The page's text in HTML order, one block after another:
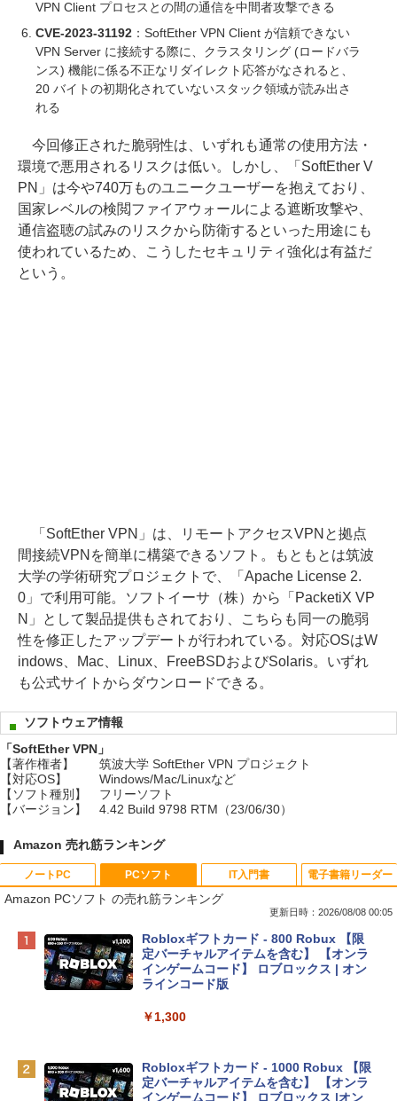
VPN Client プロセスとの間の通信を中間者攻撃できる
CVE-2023-31192：SoftEther VPN Client が信頼できない
VPN Server に接続する際に、クラスタリング (ロードバラ
ンス) 機能に係る不正なリダイレクト応答がなされると、
20 バイトの初期化されていないスタック領域が読み出さ
れる
今回修正された脆弱性は、いずれも通常の使用方法・
環境で悪用されるリスクは低い。しかし、「SoftEther V
PN」は今や740万ものユニークユーザーを抱えており、
国家レベルの検閲ファイアウォールによる遮断攻撃や、
通信盗聴の試みのリスクから防衛するといった用途にも
使われているため、こうしたセキュリティ強化は有益だ
という。
「SoftEther VPN」は、リモートアクセスVPNと拠点
間接続VPNを簡単に構築できるソフト。もともとは筑波
大学の学術研究プロジェクトで、「Apache License 2.
0」で利用可能。ソフトイーサ（株）から「PacketiX VP
N」として製品提供もされており、こちらも同一の脆弱
性を修正したアップデートが行われている。対応OSはW
indows、Mac、Linux、FreeBSDおよびSolaris。いずれ
も公式サイトからダウンロードできる。
ソフトウェア情報
「SoftEther VPN」
【著作権者】
筑波大学 SoftEther VPN プロジェクト
【対応OS】
Windows/Mac/Linuxなど
【ソフト種別】
フリーソフト
【バージョン】
4.42 Build 9798 RTM（23/06/30）
Amazon 売れ筋ランキング
ノートPC
Apple 2026 MacBook Neo A18 Proチッ
プ搭載13インチノートブック：AIとAppl
e Intelligence、Liquid Retinaディスプ
レイ、8GBメモリ、512GB SSD、1080p
ィゴ + 3年延長 AppleCare+ for 13インチ
￥162,598
PCソフト
Amazon PCソフト の売れ筋ランキング
更新日時：2026/08/08 00:05
Robloxギフトカード - 800 Robux 【限
定バーチャルアイテムを含む】 【オンラ
インゲームコード】 ロブロックス | オン
ラインコード版
￥1,300
Robloxギフトカード - 1000 Robux 【限
定バーチャルアイテムを含む】 【オンラ
インゲームコード】 ロブロックス |オン
IT入門書 電子書籍リーダー